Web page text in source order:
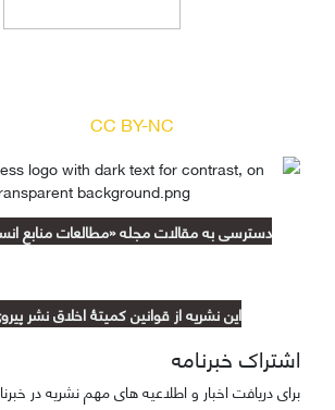
CC BY-NC
دسترسی به مقالات مجله «مطالعات منابع
این نشریه از قوانین کمیتۀ اخلاق نشر
اشتراک خبرنامه
برای دریافت اخبار و اطلاعیه های مهم نشریه در